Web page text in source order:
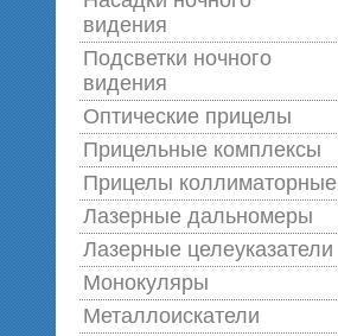
видения
Подсветки ночного
видения
Оптические прицелы
Прицельные комплексы
Прицелы коллиматорные
Лазерные дальномеры
Лазерные целеуказатели
Монокуляры
Металлоискатели